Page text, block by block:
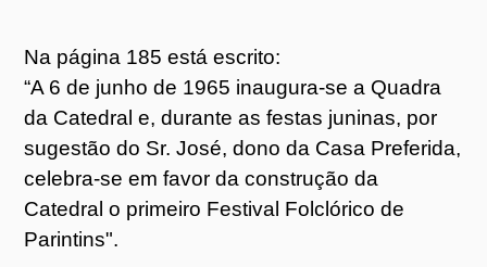
Na página 185 está escrito:
“A 6 de junho de 1965 inaugura-se a Quadra
da Catedral e, durante as festas juninas, por
sugestão do Sr. José, dono da Casa Preferida,
celebra-se em favor da construção da
Catedral o primeiro Festival Folclórico de
Parintins".